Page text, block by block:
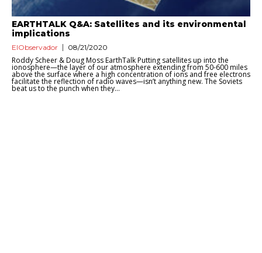
EARTHTALK Q&A: Satellites and its environmental
implications
ElObservador 08/21/2020
Roddy Scheer & Doug Moss EarthTalk Putting satellites up into the
ionosphere—the layer of our atmosphere extending from 50-600 miles
above the surface where a high concentration of ions and free electrons
facilitate the reflection of radio waves—isn’t anything new. The Soviets
beat us to the punch when they...